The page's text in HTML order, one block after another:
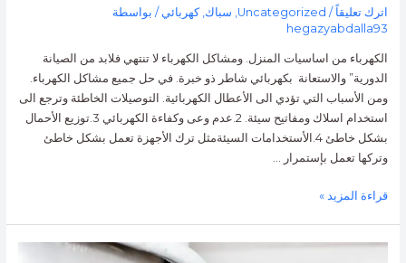
اترك تعليقاً /
Uncategorized
, سباك,كهربائي/ بواسطة
hegazyabdalla93
الكهرباء من اساسيات المنزل. ومشاكل الكهرباء لا تنتهي فلابد من الصيانة
الدورية” والاستعانة بكهربائي شاطر ذو خبرة. في حل جميع مشاكل الكهرباء.
ومن الأسباب التي تؤدي الى الأعطال الكهربائية. التوصيلات الخاطئة وترجع الى
استخدام اسلاك ومفاتيح سيئة. 2.عدم وعى وكفاءة الكهربائي 3.توزيع الأحمال
بشكل خاطئ 4.الأستخدامات السيئةمثل ترك الأجهزة تعمل بشكل خاطئ
وتركها تعمل بإستمرار …
بالدمام
والخبر
قراءة المزيد »
فني